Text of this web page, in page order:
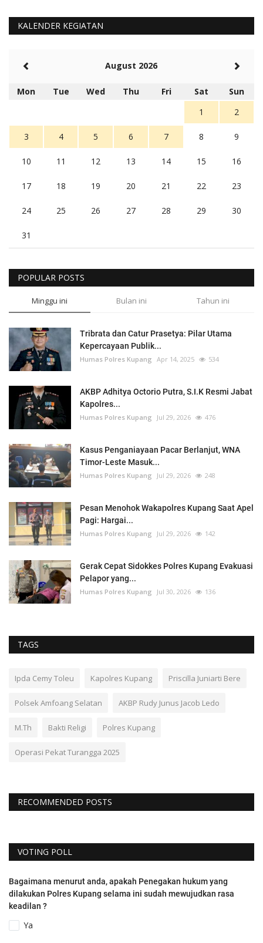
KALENDER KEGIATAN
August 2026
Mon Tue Wed Thu Fri Sat
Sun
1
2
3 4 5 6 7 8 9
10 11 12 13 14 15 16
17 18 19 20 21 22 23
24 25 26 27 28 29 30
31
POPULAR POSTS
Minggu ini Bulan ini Tahun ini
Tribrata dan Catur Prasetya: Pilar Utama
Kepercayaan Publik...
Humas Polres Kupang Apr 14, 2025 534
AKBP Adhitya Octorio Putra, S.I.K Resmi Jabat
Kapolres...
Humas Polres Kupang Jul 29, 2026 476
Kasus Penganiayaan Pacar Berlanjut, WNA
Timor-Leste Masuk...
Humas Polres Kupang Jul 29, 2026 248
Pesan Menohok Wakapolres Kupang Saat Apel
Pagi: Hargai...
Humas Polres Kupang Jul 29, 2026 142
Gerak Cepat Sidokkes Polres Kupang Evakuasi
Pelapor yang...
Humas Polres Kupang Jul 30, 2026 136
TAGS
Ipda Cemy Toleu Kapolres Kupang Priscilla Juniarti Bere
Polsek Amfoang Selatan AKBP Rudy Junus Jacob Ledo
M.Th Bakti Religi Polres Kupang
Operasi Pekat Turangga 2025
RECOMMENDED POSTS
VOTING POLL
Bagaimana menurut anda, apakah Penegakan hukum yang
dilakukan Polres Kupang selama ini sudah mewujudkan rasa
keadilan ?
Ya